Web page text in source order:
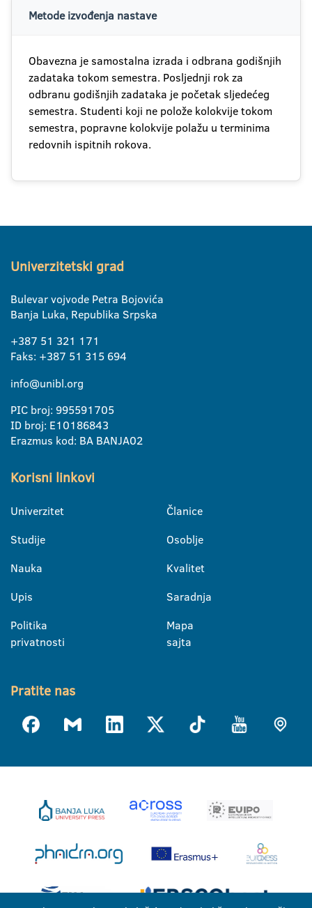
Metode izvođenja nastave
Obavezna je samostalna izrada i odbrana godišnjih
zadataka tokom semestra. Posljednji rok za
odbranu godišnjih zadataka je početak sljedećeg
semestra. Studenti koji ne polože kolokvije tokom
semestra, popravne kolokvije polažu u terminima
redovnih ispitnih rokova.
Univerzitetski grad
Bulevar vojvode Petra Bojovića
Banja Luka, Republika Srpska
+387 51 321 171
Faks: +387 51 315 694
info@unibl.org
PIC broj: 995591705
ID broj: E10186843
Erazmus kod: BA BANJA02
Korisni linkovi
Univerzitet
Studije
Nauka
Upis
Politika
privatnosti
Članice
Osoblje
Kvalitet
Saradnja
Mapa
sajta
Pratite nas